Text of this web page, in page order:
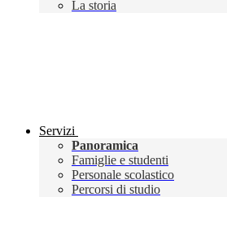
La storia
Servizi
Panoramica
Famiglie e studenti
Personale scolastico
Percorsi di studio